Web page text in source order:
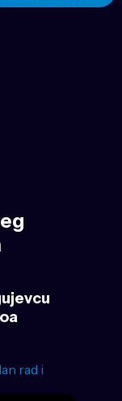
rad i